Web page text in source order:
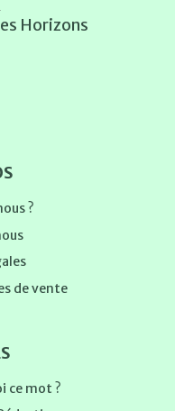
Horizons
?
de vente
ce mot ?